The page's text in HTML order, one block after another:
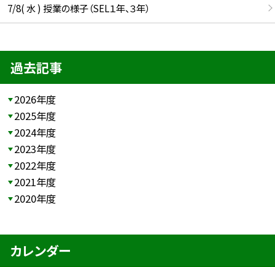
7/8( 水 ) 授業の様子（SEL１年、３年）
過去記事
2026年度
2025年度
2024年度
2023年度
2022年度
2021年度
2020年度
カレンダー